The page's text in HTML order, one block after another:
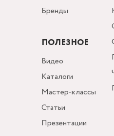
Бренды
ПОЛЕЗНОЕ
Видео
Каталоги
Мастер-классы
Статьи
Презентации